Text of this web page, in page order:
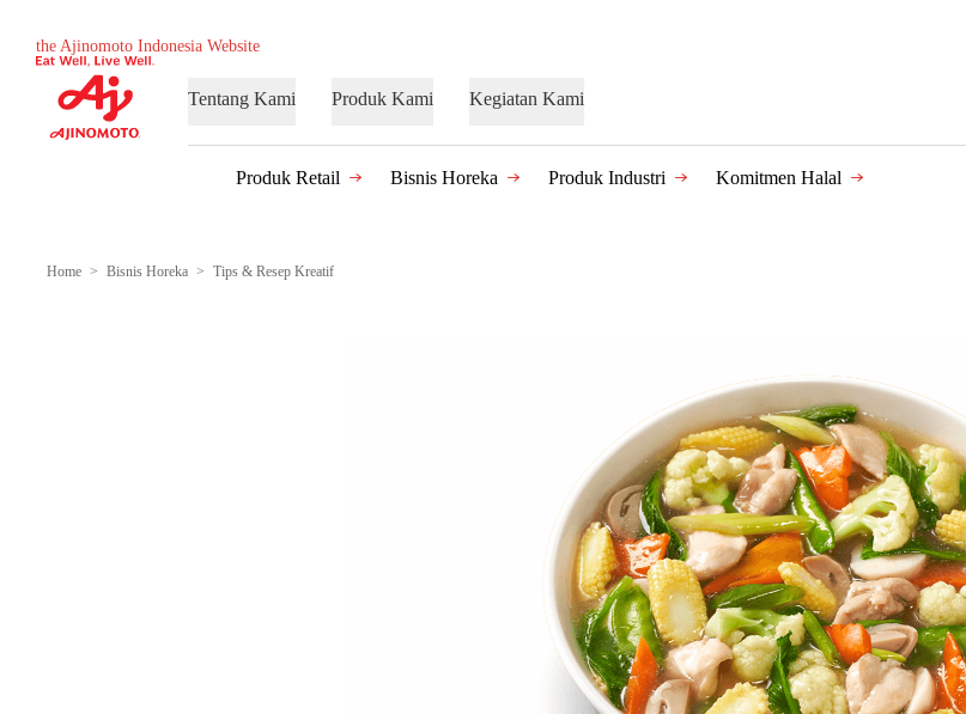
the Ajinomoto Indonesia Website
Tentang Kami Produk Kami Kegiatan Kami
Produk Retail Bisnis Horeka Produk Industri Komitmen Halal
Home Bisnis Horeka Tips & Resep Kreatif